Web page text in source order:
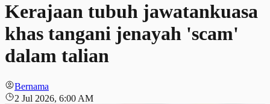
Kerajaan tubuh jawatankuasa
khas tangani jenayah 'scam'
dalam talian
Bernama
2 Jul 2026, 6:00 AM